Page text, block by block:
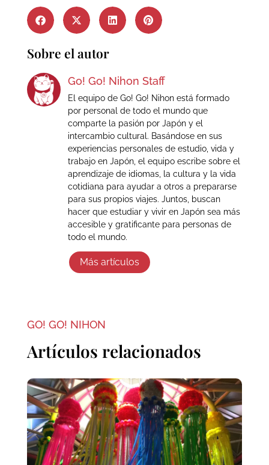
Sobre el autor
Go! Go! Nihon Staff
El equipo de Go! Go! Nihon está formado
por personal de todo el mundo que
comparte la pasión por Japón y el
intercambio cultural. Basándose en sus
experiencias personales de estudio, vida y
trabajo en Japón, el equipo escribe sobre el
aprendizaje de idiomas, la cultura y la vida
cotidiana para ayudar a otros a prepararse
para sus propios viajes. Juntos, buscan
hacer que estudiar y vivir en Japón sea más
accesible y gratificante para personas de
todo el mundo.
Más artículos
GO! GO! NIHON
Artículos relacionados